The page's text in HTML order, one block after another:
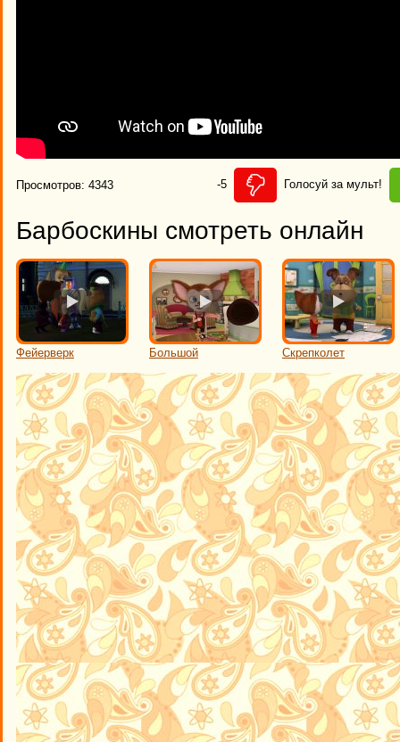
Просмотров: 4343 -5 Голосуй за мульт!
Барбоскины смотреть онлайн
Фейерверк Большой Скрепколет